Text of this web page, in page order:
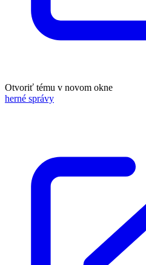
Otvoriť tému v novom okne
herné správy